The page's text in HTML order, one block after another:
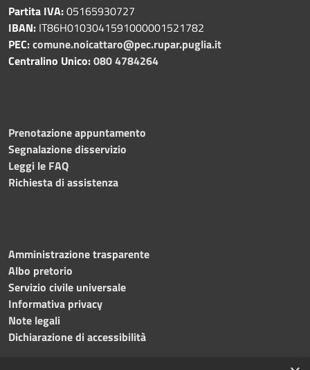
Partita IVA:05165930727
IBAN: IT86H0103041591000001521782
PEC:comune.noicattaro@pec.rupar.puglia.it
Centralino Unico:080 4784264
Prenotazione appuntamento
Segnalazione disservizio
Leggi le FAQ
Richiesta di assistenza
Amministrazione trasparente
Albo pretorio
Servizio civile universale
Informativa privacy
Note legali
Dichiarazione di accessibilità